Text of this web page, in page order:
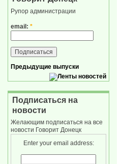
Рупор администрации
email: *
Предыдущие выпуски
Подписаться на
новости
Желающим подписаться на все
новости Говорит Донецк
Enter your email address: